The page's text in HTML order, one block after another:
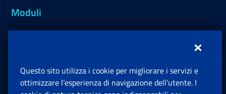
Moduli
Sedi e Contatti
Questo sito utilizza i cookie per migliorare i servizi e
ottimizzare l’esperienza di navigazione dell’utente. I